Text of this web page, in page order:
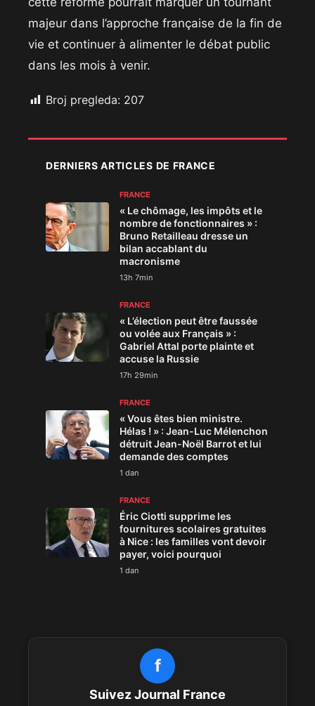
majeur dans l’approche française de la fin de
vie et continuer à alimenter le débat public
dans les mois à venir.
Broj pregleda: 207
DERNIERS ARTICLES DE FRANCE
FRANCE
« Le chômage, les impôts et le
nombre de fonctionnaires » :
Bruno Retailleau dresse un
bilan accablant du
macronisme
13h 7min
FRANCE
« L’élection peut être faussée
ou volée aux Français » :
Gabriel Attal porte plainte et
accuse la Russie
17h 29min
FRANCE
« Vous êtes bien ministre.
Hélas ! » : Jean-Luc Mélenchon
détruit Jean-Noël Barrot et lui
demande des comptes
1 dan
FRANCE
Éric Ciotti supprime les
fournitures scolaires gratuites
à Nice : les familles vont devoir
payer, voici pourquoi
1 dan
f
Suivez Journal France